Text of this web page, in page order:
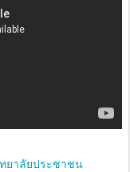
ยาลัยประชาชน